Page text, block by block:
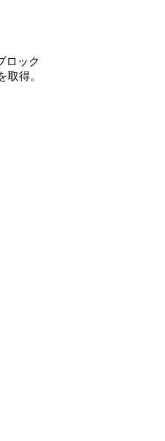
ロック
得。